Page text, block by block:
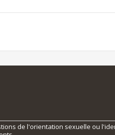
de l'orientation sexuelle ou